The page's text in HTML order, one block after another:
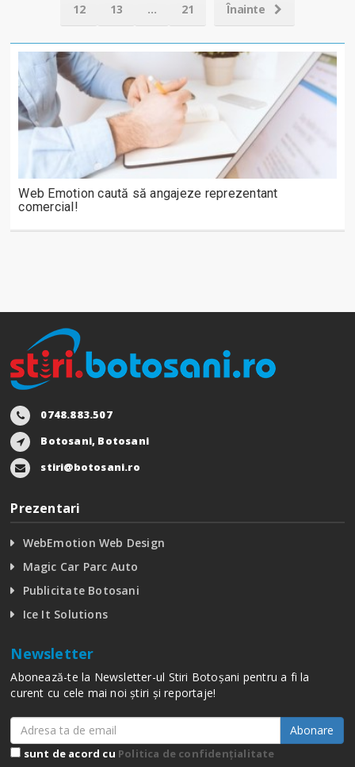
12 13 ... 21 Înainte
Web Emotion caută să angajeze reprezentant
comercial!
0748.883.507
Botosani, Botosani
stiri@botosani.ro
Prezentari
WebEmotion Web Design
Magic Car Parc Auto
Publicitate Botosani
Ice It Solutions
Newsletter
Abonează-te la Newsletter-ul Stiri Botoșani pentru a fi la
curent cu cele mai noi știri și reportaje!
Abonare
sunt de acord cu Politica de confidențialitate